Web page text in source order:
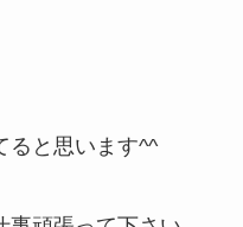
ると思います^^